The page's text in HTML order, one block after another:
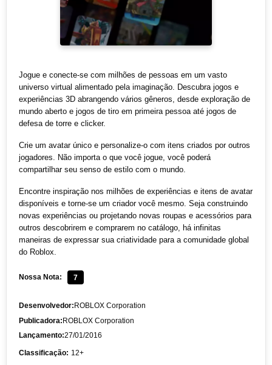
Jogue e conecte-se com milhões de pessoas em um vasto
universo virtual alimentado pela imaginação. Descubra jogos e
experiências 3D abrangendo vários gêneros, desde exploração de
mundo aberto e jogos de tiro em primeira pessoa até jogos de
defesa de torre e clicker.
Crie um avatar único e personalize-o com itens criados por outros
jogadores. Não importa o que você jogue, você poderá
compartilhar seu senso de estilo com o mundo.
Encontre inspiração nos milhões de experiências e itens de avatar
disponíveis e torne-se um criador você mesmo. Seja construindo
novas experiências ou projetando novas roupas e acessórios para
outros descobrirem e comprarem no catálogo, há infinitas
maneiras de expressar sua criatividade para a comunidade global
do Roblox.
Nossa Nota: 7
Desenvolvedor: ROBLOX Corporation
Publicadora:ROBLOX Corporation
Lançamento:27/01/2016
Classificação: 12+